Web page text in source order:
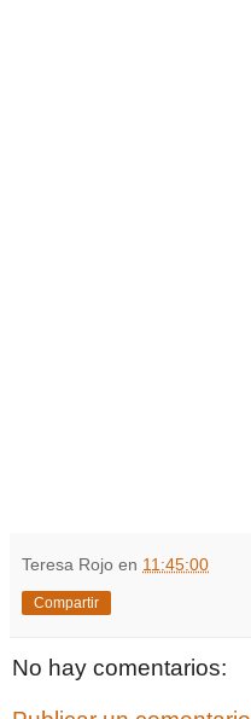
Teresa Rojo en 11:45:00
Compartir
No hay comentarios: